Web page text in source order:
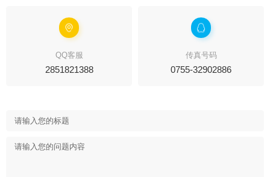
QQ客服
2851821388
传真号码
0755-32902886